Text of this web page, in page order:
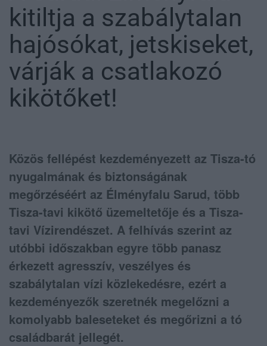
kitiltja a szabálytalan
hajósókat, jetskiseket,
várják a csatlakozó
kikötőket!
Közös fellépést kezdeményezett az Tisza-tó
nyugalmának és biztonságának
megőrzéséért az Élményfalu Sarud, több
Tisza-tavi kikötő üzemeltetője és a Tisza-
tavi Vízirendészet. A felhívás szerint az
utóbbi időszakban egyre több panasz
érkezett agresszív, veszélyes és
szabálytalan vízi közlekedésre, ezért a
kezdeményezők szeretnék megelőzni a
komolyabb baleseteket és megőrizni a tó
családbarát jellegét.